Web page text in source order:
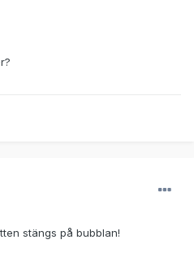
stängs på bubblan!